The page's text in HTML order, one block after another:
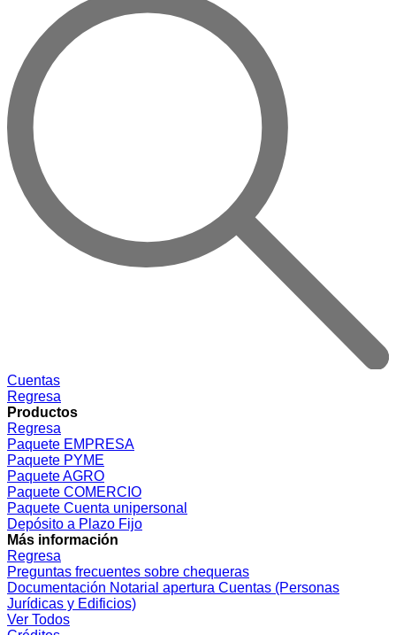
Cuentas
Regresa
Productos
Regresa
Paquete EMPRESA
Paquete PYME
Paquete AGRO
Paquete COMERCIO
Paquete Cuenta unipersonal
Depósito a Plazo Fijo
Más información
Regresa
Preguntas frecuentes sobre chequeras
Documentación Notarial apertura Cuentas (Personas
Jurídicas y Edificios)
Ver Todos